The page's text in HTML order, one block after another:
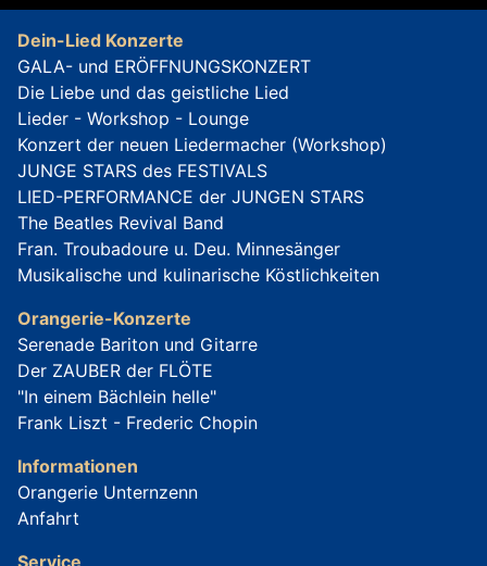
Dein-Lied Konzerte
GALA- und ERÖFFNUNGSKONZERT
Die Liebe und das geistliche Lied
Lieder - Workshop - Lounge
Konzert der neuen Liedermacher (Workshop)
JUNGE STARS des FESTIVALS
LIED-PERFORMANCE der JUNGEN STARS
The Beatles Revival Band
Fran. Troubadoure u. Deu. Minnesänger
Musikalische und kulinarische Köstlichkeiten
Orangerie-Konzerte
Serenade Bariton und Gitarre
Der ZAUBER der FLÖTE
"In einem Bächlein helle"
Frank Liszt - Frederic Chopin
Informationen
Orangerie Unternzenn
Anfahrt
Service